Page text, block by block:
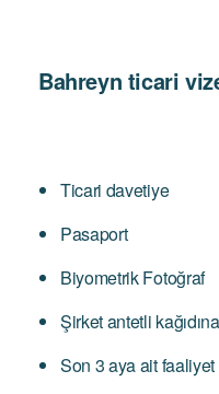
Bahreyn ticari
Ticari davetiye
Pasaport
Biyometrik Fotoğraf
Şirket antetli
Son 3 aya ait